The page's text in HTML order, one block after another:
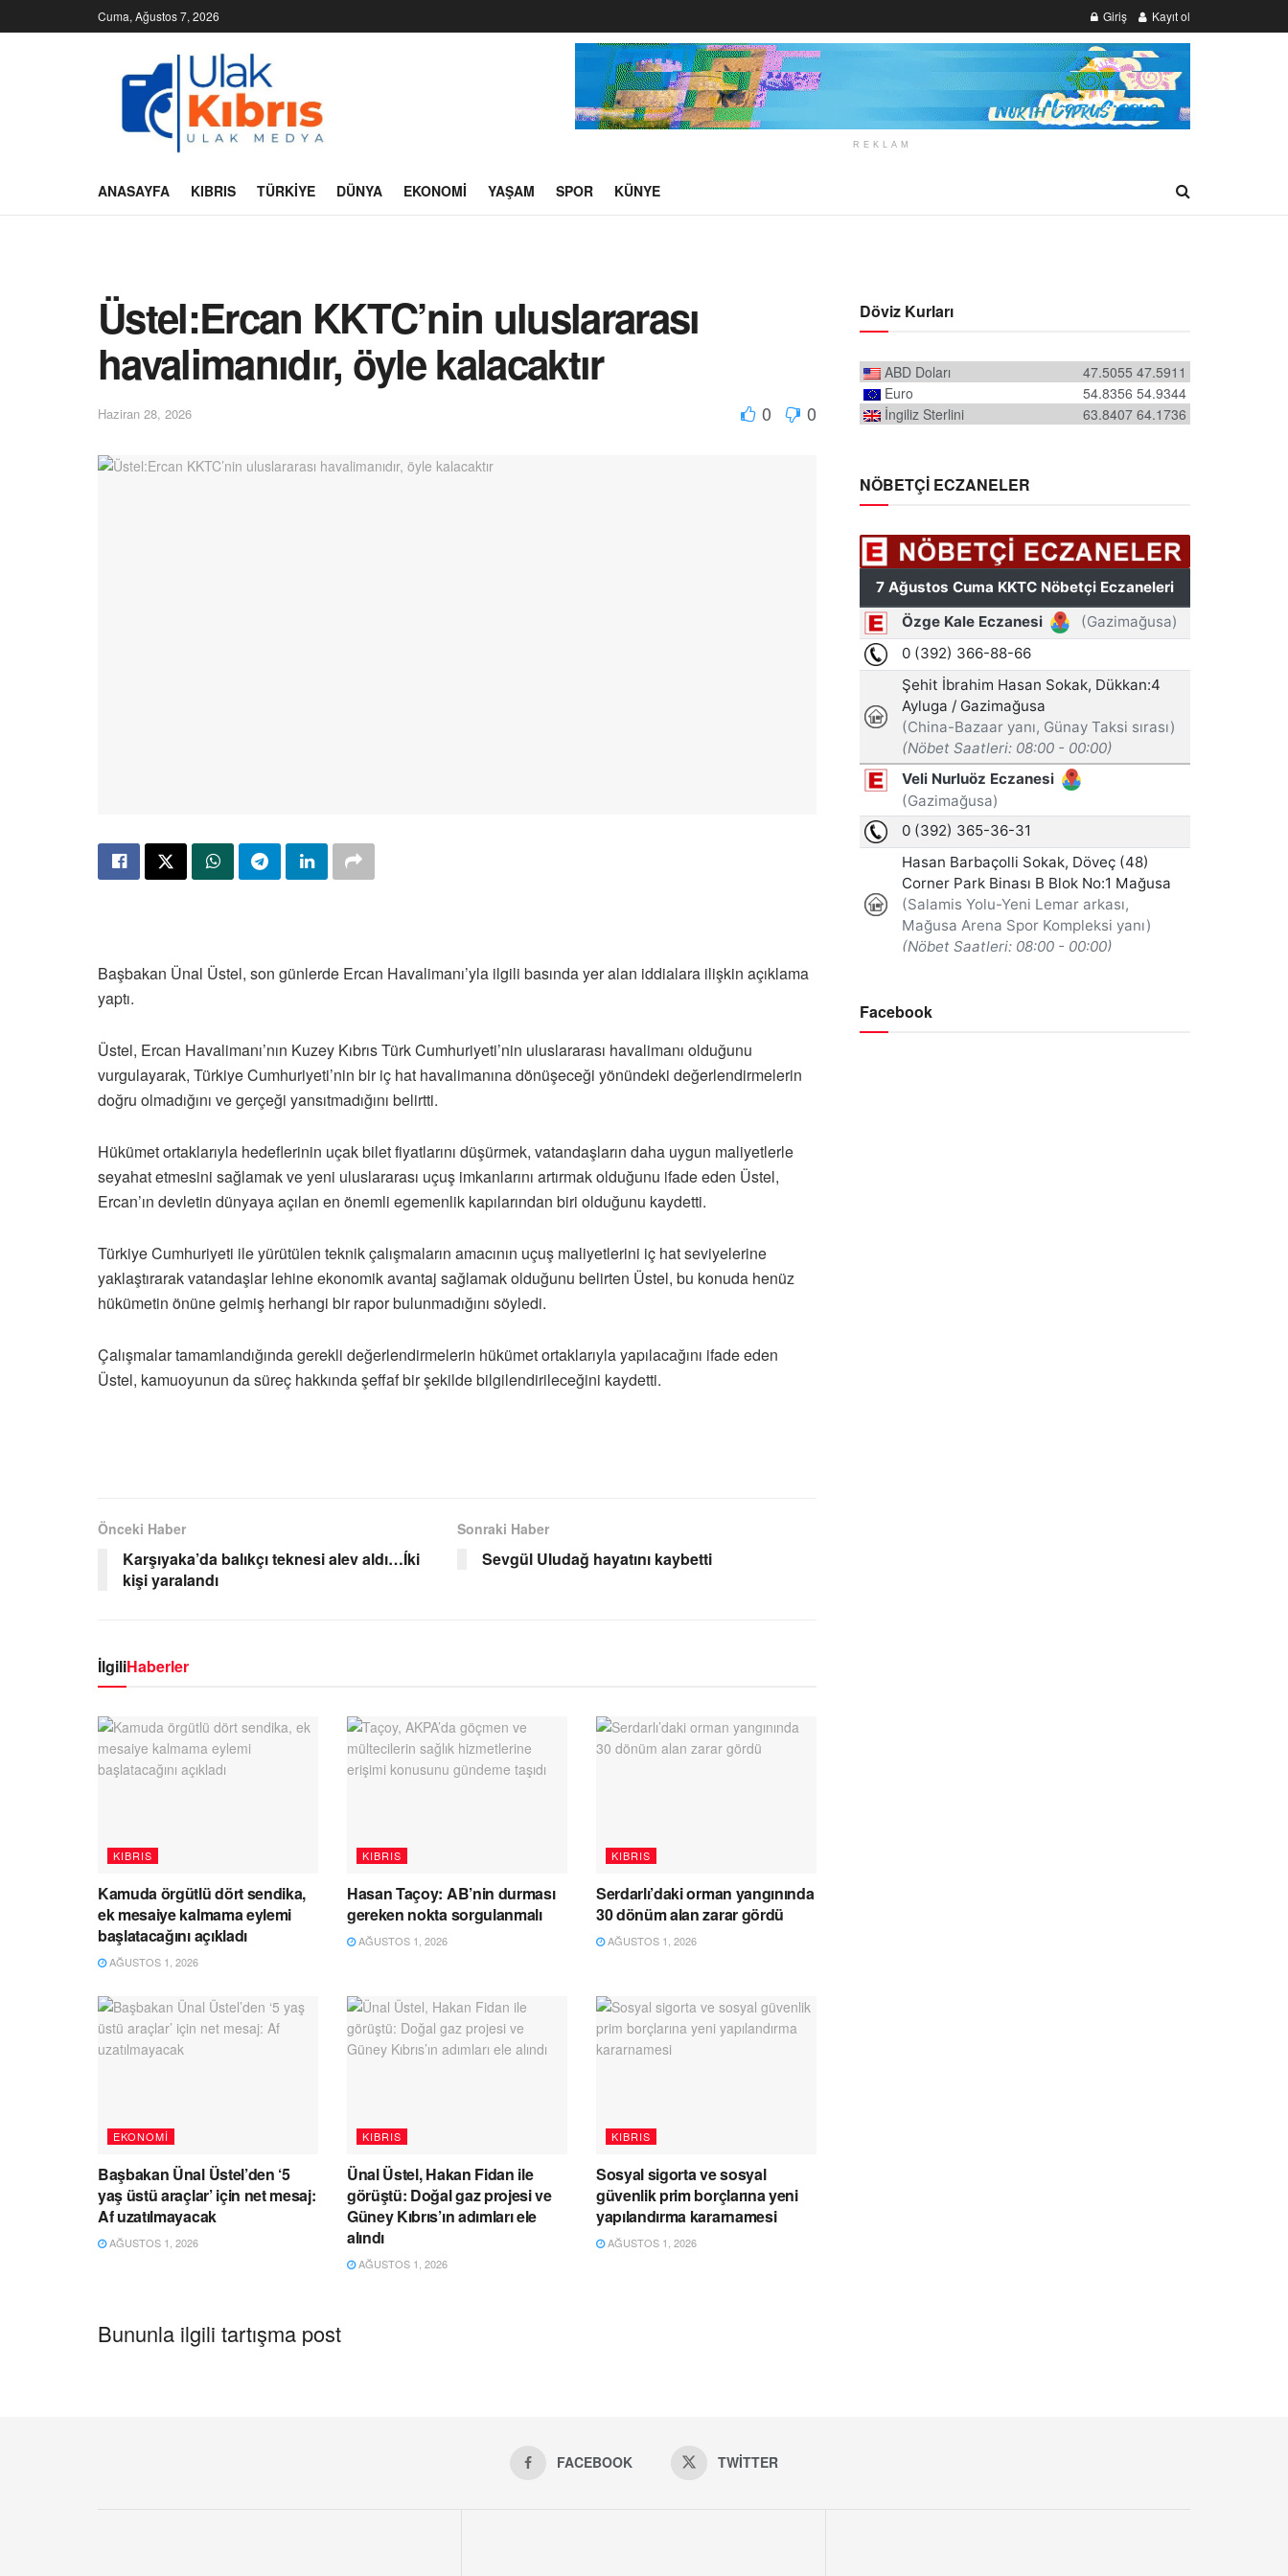
Cuma, Ağustos 7, 2026 Giriş Kayıt ol
REKLAM
ANASAYFA KIBRIS TÜRKIYE DÜNYA EKONOMI YAŞAM SPOR KÜNYE
Üstel:Ercan KKTC’nin uluslararası
havalimanıdır, öyle kalacaktır
Haziran 28, 2026 0 0
Başbakan Ünal Üstel, son günlerde Ercan Havalimanı’yla ilgili basında yer alan iddialara ilişkin açıklama
yaptı.
Üstel, Ercan Havalimanı’nın Kuzey Kıbrıs Türk Cumhuriyeti’nin uluslararası havalimanı olduğunu
vurgulayarak, Türkiye Cumhuriyeti’nin bir iç hat havalimanına dönüşeceği yönündeki değerlendirmelerin
doğru olmadığını ve gerçeği yansıtmadığını belirtti.
Hükümet ortaklarıyla hedeflerinin uçak bilet fiyatlarını düşürmek, vatandaşların daha uygun maliyetlerle
seyahat etmesini sağlamak ve yeni uluslararası uçuş imkanlarını artırmak olduğunu ifade eden Üstel,
Ercan’ın devletin dünyaya açılan en önemli egemenlik kapılarından biri olduğunu kaydetti.
Türkiye Cumhuriyeti ile yürütülen teknik çalışmaların amacının uçuş maliyetlerini iç hat seviyelerine
yaklaştırarak vatandaşlar lehine ekonomik avantaj sağlamak olduğunu belirten Üstel, bu konuda henüz
hükümetin önüne gelmiş herhangi bir rapor bulunmadığını söyledi.
Çalışmalar tamamlandığında gerekli değerlendirmelerin hükümet ortaklarıyla yapılacağını ifade eden
Üstel, kamuoyunun da süreç hakkında şeffaf bir şekilde bilgilendirileceğini kaydetti.
Önceki Haber
Karşıyaka’da balıkçı teknesi alev aldı…Íki
kişi yaralandı
Sonraki Haber
Sevgül Uludağ hayatını kaybetti
İlgiliHaberler
KIBRIS
Kamuda örgütlü dört sendika,
ek mesaiye kalmama eylemi
başlatacağını açıkladı
AĞUSTOS 1, 2026
KIBRIS
Hasan Taçoy: AB’nin durması
gereken nokta sorgulanmalı
AĞUSTOS 1, 2026
KIBRIS
Serdarlı’daki orman yangınında
30 dönüm alan zarar gördü
AĞUSTOS 1, 2026
EKONOMI
Başbakan Ünal Üstel’den ‘5
yaş üstü araçlar’ için net mesaj:
Af uzatılmayacak
AĞUSTOS 1, 2026
KIBRIS
Ünal Üstel, Hakan Fidan ile
görüştü: Doğal gaz projesi ve
Güney Kıbrıs’ın adımları ele
alındı
AĞUSTOS 1, 2026
KIBRIS
Sosyal sigorta ve sosyal
güvenlik prim borçlarına yeni
yapılandırma kararnamesi
AĞUSTOS 1, 2026
Bununla ilgili tartışma post
Döviz Kurları
ABD Doları 47.5911
47.5055
Euro
54.9344
54.8356
İngiliz Sterlini
64.1736
63.8407
NÖBETÇİ ECZANELER
Facebook
FACEBOOK TWITTER